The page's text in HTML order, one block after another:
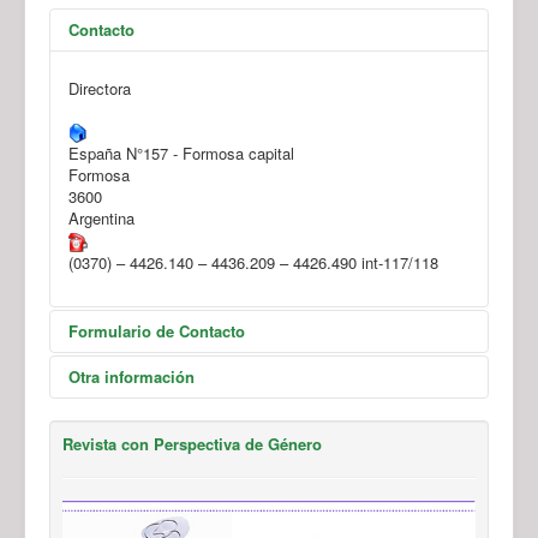
Contacto
Directora
España N°157 - Formosa capital
Formosa
3600
Argentina
(0370) – 4426.140 – 4436.209 – 4426.490 int-117/118
Formulario de Contacto
Send an Email
*
Otra información
Ver mapa
Revista con Perspectiva de Género